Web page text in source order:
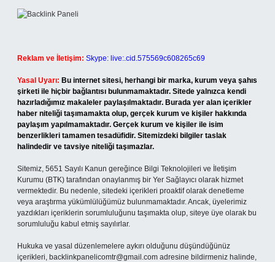
Reklam ve İletişim: Skype: live:.cid.575569c608265c69
Yasal Uyarı: Bu internet sitesi, herhangi bir marka, kurum veya şahıs
şirketi ile hiçbir bağlantısı bulunmamaktadır. Sitede yalnızca kendi
hazırladığımız makaleler paylaşılmaktadır. Burada yer alan içerikler
haber niteliği taşımamakta olup, gerçek kurum ve kişiler hakkında
paylaşım yapılmamaktadır. Gerçek kurum ve kişiler ile isim
benzerlikleri tamamen tesadüfidir. Sitemizdeki bilgiler taslak
halindedir ve tavsiye niteliği taşımazlar.
Sitemiz, 5651 Sayılı Kanun gereğince Bilgi Teknolojileri ve İletişim
Kurumu (BTK) tarafından onaylanmış bir Yer Sağlayıcı olarak hizmet
vermektedir. Bu nedenle, sitedeki içerikleri proaktif olarak denetleme
veya araştırma yükümlülüğümüz bulunmamaktadır. Ancak, üyelerimiz
yazdıkları içeriklerin sorumluluğunu taşımakta olup, siteye üye olarak bu
sorumluluğu kabul etmiş sayılırlar.
Hukuka ve yasal düzenlemelere aykırı olduğunu düşündüğünüz
içerikleri, backlinkpanelicomtr@gmail.com adresine bildirmeniz halinde,